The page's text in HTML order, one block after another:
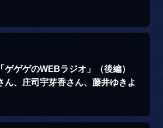
ゲゲゲのWEBラジオ」（後編）
ん、庄司宇芽香さん、藤井ゆきよ